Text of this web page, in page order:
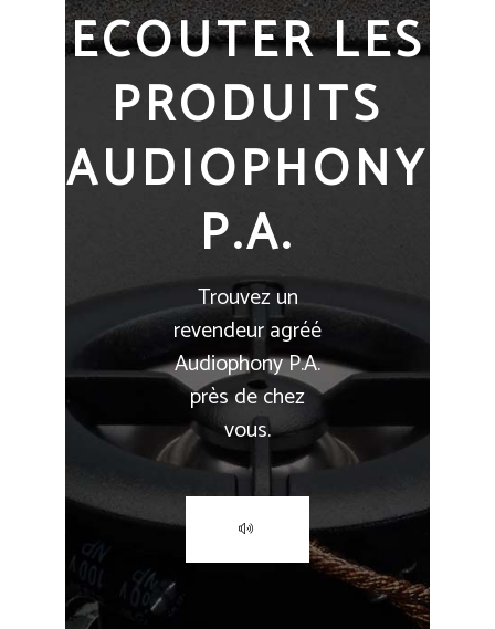
ECOUTER LES
PRODUITS
AUDIOPHONY
P.A.
Trouvez un
revendeur agréé
Audiophony P.A.
près de chez
vous.